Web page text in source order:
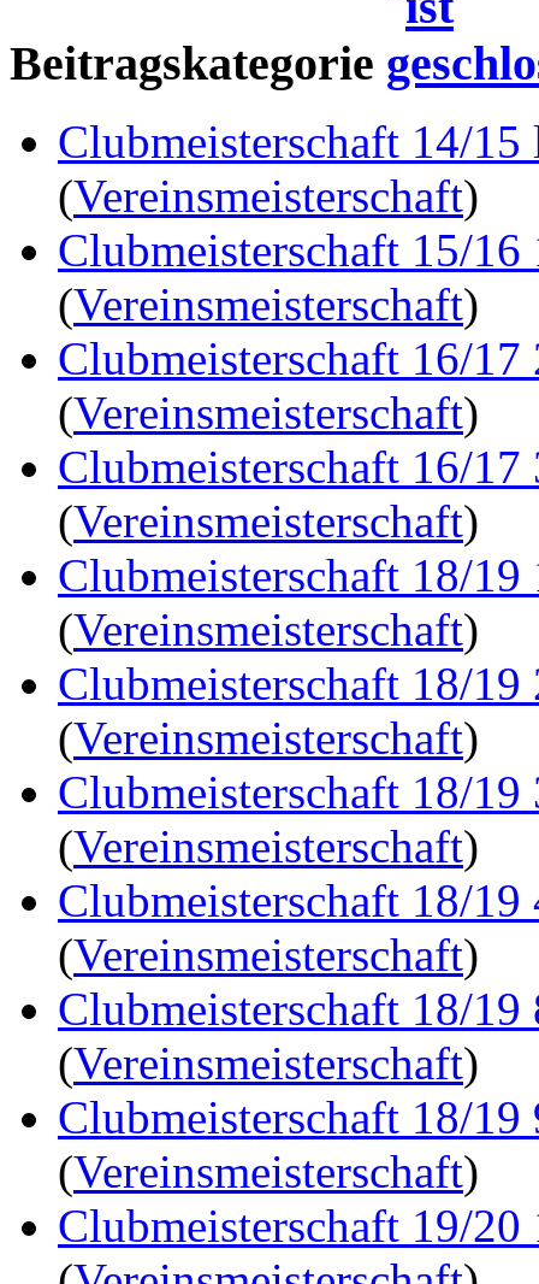
Beitragskategorie
Clubmeisterschaft 14/15
(Vereinsmeisterschaft)
Clubmeisterschaft 15/16
(Vereinsmeisterschaft)
Clubmeisterschaft 16/17
(Vereinsmeisterschaft)
Clubmeisterschaft 16/17
(Vereinsmeisterschaft)
Clubmeisterschaft 18/19
(Vereinsmeisterschaft)
Clubmeisterschaft 18/19
(Vereinsmeisterschaft)
Clubmeisterschaft 18/19
(Vereinsmeisterschaft)
Clubmeisterschaft 18/19
(Vereinsmeisterschaft)
Clubmeisterschaft 18/19
(Vereinsmeisterschaft)
Clubmeisterschaft 18/19
(Vereinsmeisterschaft)
Clubmeisterschaft 19/20